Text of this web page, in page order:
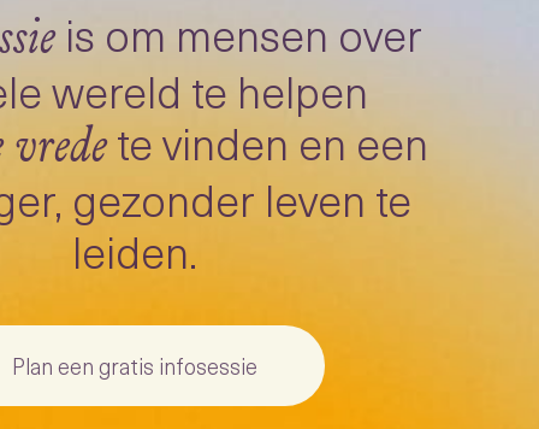
is om mensen over
wereld te helpen
te vinden en een
gezonder leven te
leiden.
Plan een gratis infosessie